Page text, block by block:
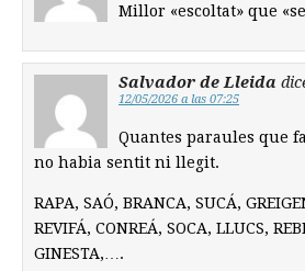
Millor «escoltat» que
Salvador de Lleida
12/05/2026 a las 07:25
Quantes paraules que
no habia sentit ni llegit.
RAPA, SAÓ, BRANCA, SUCÁ,
REVIFÁ, CONREÁ, SOCA, LLUCS,
GINESTA,….